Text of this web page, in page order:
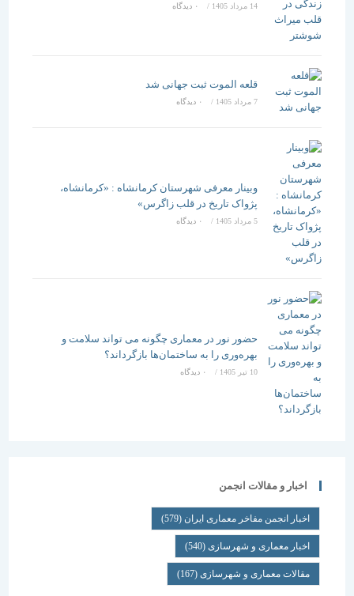
14 مرداد 1405 / ۰ دیدگاه
قلعه الموت ثبت جهانی شد
/ ۰ دیدگاه
وبینار معرفی شهرستان کرمانشاه : «کرمانشاه،
پژواک تاریخ در قلب زاگرس»
5 مرداد 1405 / ۰ دیدگاه
حضور نور در معماری چگونه می تواند سلامت و
بهره‌وری را به ساختمان‌ها بازگرداند؟
/ ۰ دیدگاه
اخبار و مقالات انجمن
اخبار انجمن مفاخر معماری ایران (579)
اخبار معماری و شهرسازی(540)
مقالات معماری و شهرسازی(167)